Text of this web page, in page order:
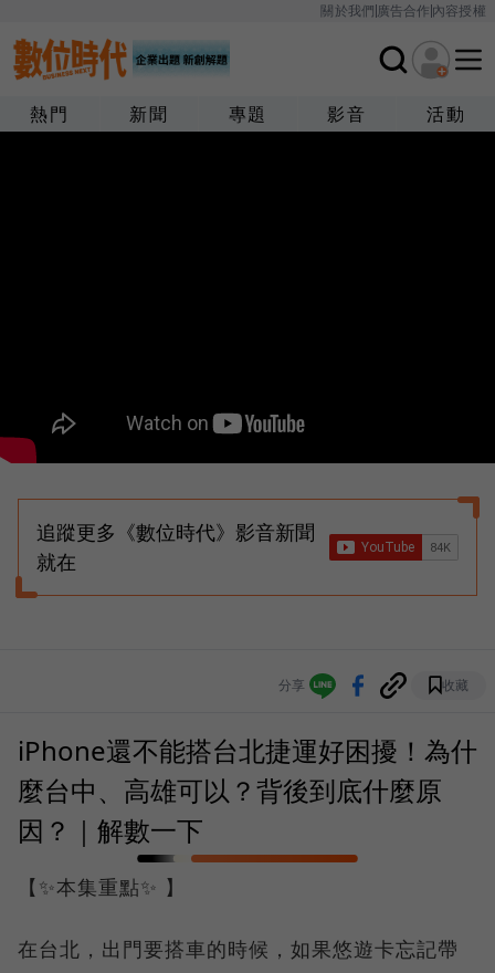
關於我們廣告合作內容授權
熱門 新聞 專題 影音 活動
追蹤更多《數位時代》影音新聞
就在
分享 收藏
iPhone還不能搭台北捷運好困擾！為什
麼台中、高雄可以？背後到底什麼原
因？｜解數一下
【✨本集重點✨ 】
在台北，出門要搭車的時候，如果悠遊卡忘記帶